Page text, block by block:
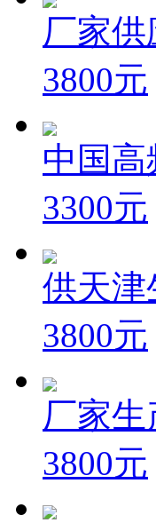
厂家供
3800元
中国高
3300元
供天津
3800元
厂家生
3800元